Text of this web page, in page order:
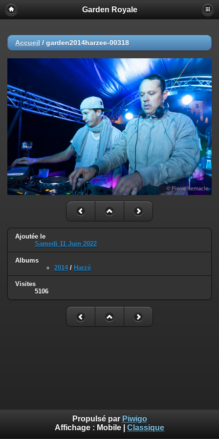
Garden Royale
Accueil / garden2014harzee-00318
Ajoutée le
Samedi 11 Juin 2022
Albums
2014/ Harzé
Visites
5106
Propulsé par Piwigo
Affichage : Mobile Classique